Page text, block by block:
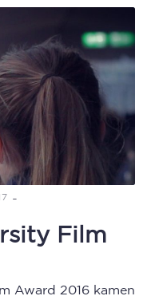
-
Film
Award 2016 kamen